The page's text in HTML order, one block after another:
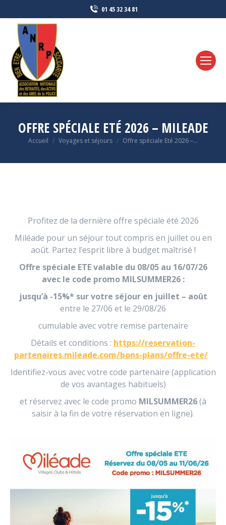
01 45 32 34 81
OFFRE SPÉCIALE ETÉ 2026 – MILEADE
Vous êtes ici :
Accueil Voyages et séjours Offre spéciale Eté 2026 –…
Profitez de la dernière offre spéciale été 2026
Miléade pour un séjour tout compris en juillet ou en
août. Partez l’esprit libre à budget maîtrisé !
Offre spéciale ETE valable du 08/05 au 16/07/26
avec le code promo MILSUMMER26 :
jusqu’à -15%* sur votre séjour en juillet – août
entre le 27/06 et le 29/08/26
cumulable avec votre remise partenaire
Détails et conditions : https://reservation-
partenaires.mileade.com/bons-plans/offre-ete/
Identifiez-vous avec votre code partenaire (application
de vos avantages habituels)
et réservez avec le code promo MILSUMMER26(à
saisir à la fin de votre réservation en ligne).